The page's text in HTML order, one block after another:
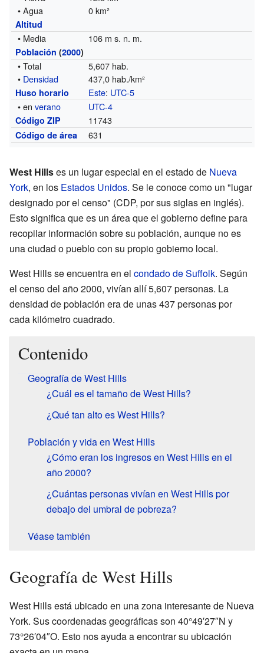
• Agua
0 km²
Altitud
• Media 106 m s. n. m.
Población (2000)
• Total
5,607 hab.
• Densidad 437,0 hab./km²
Huso horario Este: UTC-5
• enverano UTC-4
Código ZIP 11743
Código de área 631
West Hillses un lugar especial en el estado de Nueva
York, en los Estados Unidos. Se le conoce como un "lugar
designado por el censo" (CDP, por sus siglas en inglés).
Esto significa que es un área que el gobierno define para
recopilar información sobre su población, aunque no es
una ciudad o pueblo con su propio gobierno local.
West Hills se encuentra en el condado de Suffolk. Según
el censo del año 2000, vivían allí 5,607 personas. La
densidad de población era de unas 437 personas por
cada kilómetro cuadrado.
Contenido
Geografía de West Hills
¿Cuál es el tamaño de West Hills?
¿Qué tan alto es West Hills?
Población y vida en West Hills
¿Cómo eran los ingresos en West Hills en el
año 2000?
¿Cuántas personas vivían en West Hills por
debajo del umbral de pobreza?
Véase también
Geografía de West Hills
West Hills está ubicado en una zona interesante de Nueva
York. Sus coordenadas geográficas son 40°49′27″N y
73°26′04″O. Esto nos ayuda a encontrar su ubicación